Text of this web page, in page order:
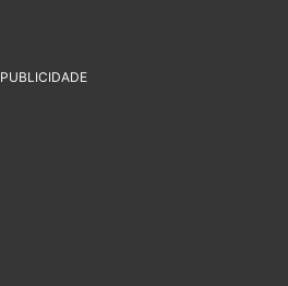
PUBLICIDADE